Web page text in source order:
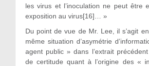
les virus et l’inoculation ne peut être
exposition au virus[16]… »
Du point de vue de Mr. Lee, il s’agit
même situation d’asymétrie
agent public » dans l’extrait
de certitude quant à l’origine des «